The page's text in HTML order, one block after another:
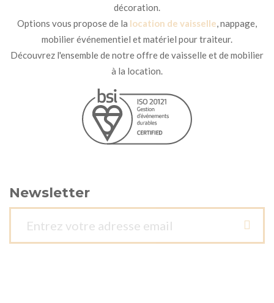
décoration.
Options vous propose de la location de vaisselle, nappage,
mobilier événementiel et matériel pour traiteur.
Découvrez l'ensemble de notre offre de vaisselle et de mobilier
à la location.
Newsletter